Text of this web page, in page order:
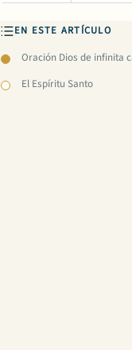
EN ESTE ARTÍCULO
Oración Dios de infinita
El Espíritu Santo